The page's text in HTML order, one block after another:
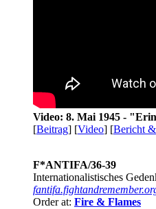
Video: 8. Mai 1945 -
[Beitrag] [Video] [Bericht
F*ANTIFA/36-39
Internationalistisches
Order at: Fire & Flames